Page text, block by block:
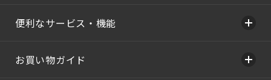
便利なサービス・機能
お買い物ガイド